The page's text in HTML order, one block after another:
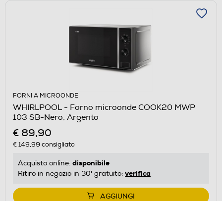
FORNI A MICROONDE
WHIRLPOOL - Forno microonde COOK20 MWP
103 SB-Nero, Argento
€ 89,90
€ 149,99 consigliato
Acquisto online: disponibile
Ritiro in negozio in 30' gratuito: verifica
AGGIUNGI